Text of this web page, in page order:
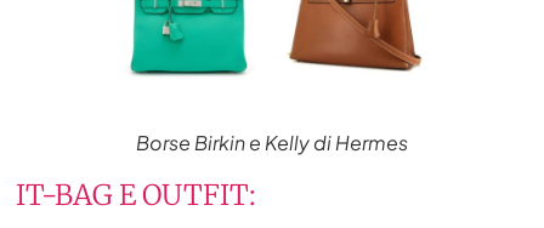
Borse Birkin e Kelly di Hermes
IT-BAG E OUTFIT: